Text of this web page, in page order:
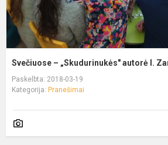
Svečiuose – „Skudurinukės" autorė I.
Paskelbta: 2018-03-19
Kategorija: Pranešimai